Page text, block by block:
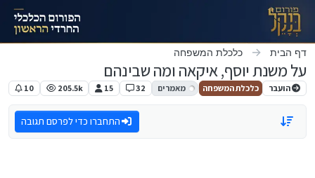
דילוג לתוכן
דף הבית כלכלת המשפחה
על משנת יוסף, איקאה ומה שבינהם
הועבר כלכלת המשפחה מאמרים 32
15
205.5k
10
התחברו כדי לפרסם תגובה